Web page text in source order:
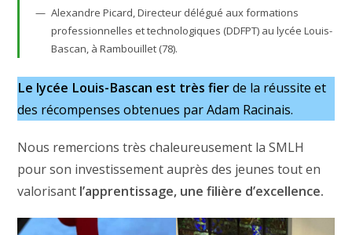
Alexandre Picard, Directeur délégué aux formations
professionnelles et technologiques (DDFPT) au lycée Louis-
Bascan, à Rambouillet (78).
Le lycée Louis-Bascan est très fierde la réussite et
des récompenses obtenues par Adam Racinais.
Nous remercions très chaleureusement la SMLH
pour son investissement auprès des jeunes tout en
valorisant l’apprentissage, une filière d’excellence.